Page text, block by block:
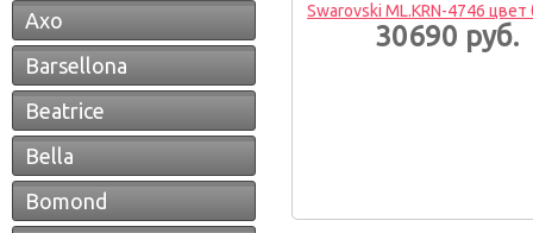
Axo
Barsellona
Beatrice
Bella
Bomond
Swarovski ML.KRN-4746 цвет
30690 руб.